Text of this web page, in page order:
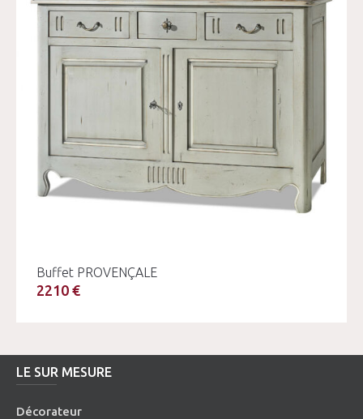
Buffet PROVENÇALE
2210 €
LE SUR MESURE
Décorateur